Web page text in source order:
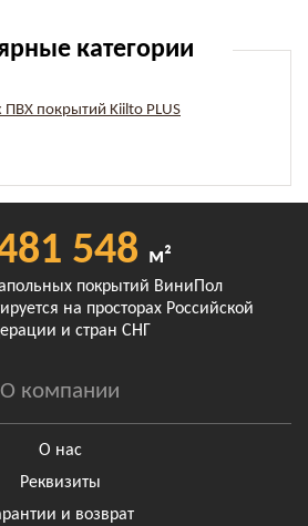
категории
покрытий Kiilto PLUS
548 м²
покрытий ВиниПол
на просторах Российской
и стран СНГ
О компании
О нас
Реквизиты
и возврат